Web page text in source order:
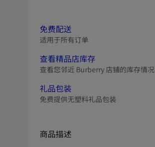
免费配送
适用于所有订单
查看精品店库存
查看您邻近 Burberry 店铺的库存情况
礼品包装
免费提供无塑料礼品包装
商品描述